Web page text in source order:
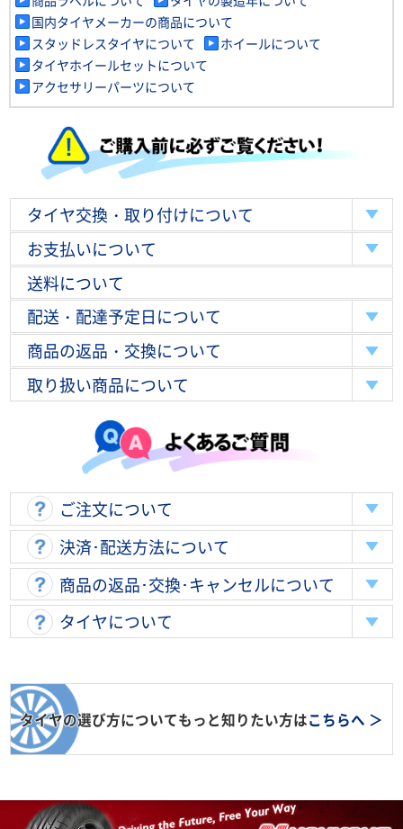
国内タイヤメーカーの商品について
スタッドレスタイヤについて
ホイールについて
タイヤホイールセットについて
アクセサリーパーツについて
タイヤ交換・取り付けについて
お支払いについて
送料について
配送・配達予定日について
商品の返品・交換について
取り扱い商品について
ご注文について
決済･配送方法について
商品の返品･交換･キャンセルについて
タイヤについて
タイヤの選び方についてもっと知りたい方はこちらへ ＞